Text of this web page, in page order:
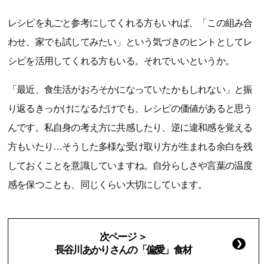
レシピを丸ごと参考にしてくれる方もいれば、「この組み合
わせ、家でも試してみたい」という気づきのヒントとしてレ
シピを活用してくれる方もいる。それでいいというか。
「最近、食生活がおろそかになっていたかもしれない」と振
り返るきっかけになるだけでも、レシピの価値があると思う
んです。私自身の考え方に共感したり、逆に違和感を覚える
方もいたり…そうした多様な受け取り方が生まれる余白を残
しておくことを意識していますね。自分らしさや言葉の温度
感を保つことも、同じくらい大切にしています。
次ページ ＞
長谷川あかりさんの「偏愛」食材